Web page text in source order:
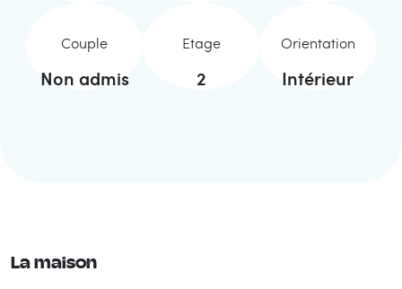
Couple
Non admis
Etage
2
Orientation
Intérieur
La maison